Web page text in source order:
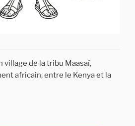
village de la tribu Maasaï,
africain, entre le Kenya et la